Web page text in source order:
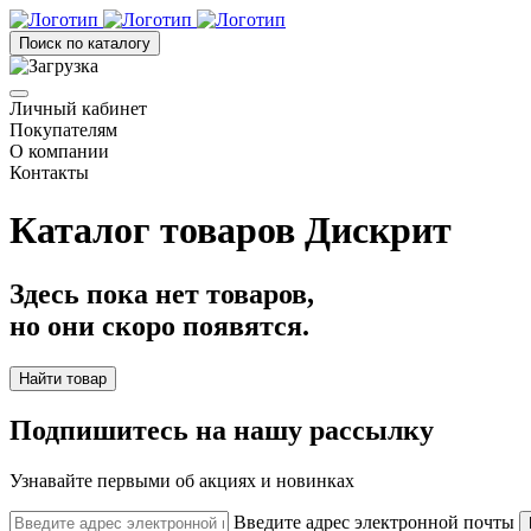
Поиск по каталогу
Личный кабинет
Покупателям
О компании
Контакты
Каталог товаров Дискрит
Здесь пока нет товаров,
но они скоро появятся.
Найти товар
Подпишитесь на нашу рассылку
Узнавайте первыми об акциях и новинках
Введите адрес электронной почты